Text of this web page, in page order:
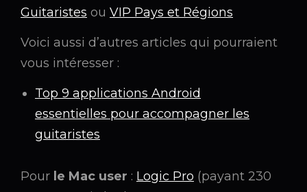
Guitaristes ou VIP Pays et Régions
Voici aussi d’autres articles qui pourraient
vous intéresser :
Top 9 applications Android
essentielles pour accompagner les
guitaristes
Pour le Mac user : Logic Pro (payant 230